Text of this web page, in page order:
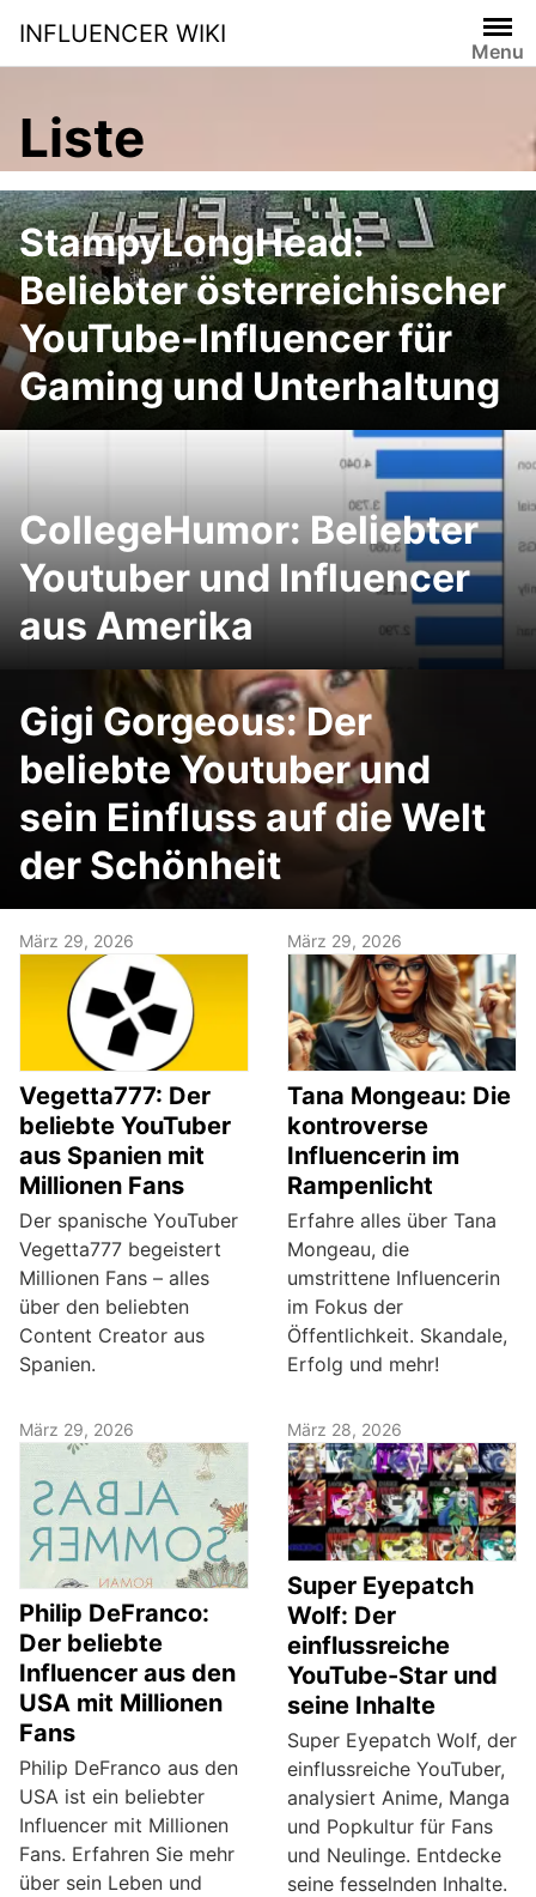
content
INFLUENCER WIKI
Menu
Liste
StampyLongHead:
Beliebter österreichischer
YouTube-Influencer für
Gaming und Unterhaltung
CollegeHumor: Beliebter
Youtuber und Influencer
aus Amerika
Gigi Gorgeous: Der
beliebte Youtuber und
sein Einfluss auf die Welt
der Schönheit
März 29, 2026
Vegetta777: Der
beliebte YouTuber
aus Spanien mit
Millionen Fans
Der spanische YouTuber
Vegetta777 begeistert
Millionen Fans – alles
über den beliebten
Content Creator aus
Spanien.
März 29, 2026
Tana Mongeau: Die
kontroverse
Influencerin im
Rampenlicht
Erfahre alles über Tana
Mongeau, die
umstrittene Influencerin
im Fokus der
Öffentlichkeit. Skandale,
Erfolg und mehr!
März 29, 2026
Philip DeFranco:
Der beliebte
Influencer aus den
USA mit Millionen
Fans
Philip DeFranco aus den
USA ist ein beliebter
Influencer mit Millionen
Fans. Erfahren Sie mehr
über sein Leben und
März 28, 2026
Super Eyepatch
Wolf: Der
einflussreiche
YouTube-Star und
seine Inhalte
Super Eyepatch Wolf, der
einflussreiche YouTuber,
analysiert Anime, Manga
und Popkultur für Fans
und Neulinge. Entdecke
seine fesselnden Inhalte.